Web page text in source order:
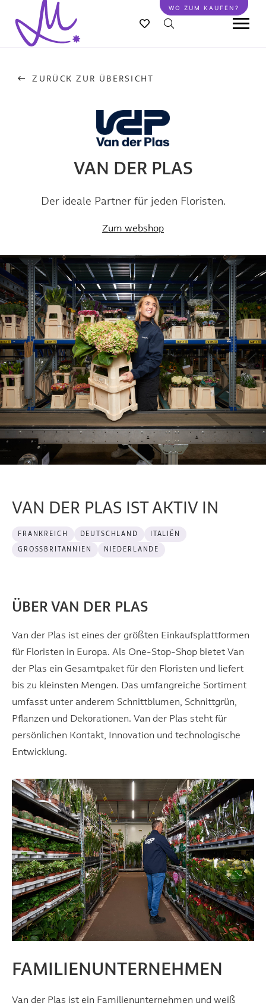
zum
Inhalt
WO ZUM KAUFEN?
ZURÜCK ZUR ÜBERSICHT
VAN DER PLAS
Der ideale Partner für jeden Floristen.
Zum webshop
VAN DER PLAS IST AKTIV IN
FRANKREICH DEUTSCHLAND ITALIËN
GROSSBRITANNIEN NIEDERLANDE
ÜBER VAN DER PLAS
Van der Plas ist eines der größten Einkaufsplattformen
für Floristen in Europa. Als One-Stop-Shop bietet Van
der Plas ein Gesamtpaket für den Floristen und liefert
bis zu kleinsten Mengen. Das umfangreiche Sortiment
umfasst unter anderem Schnittblumen, Schnittgrün,
Pflanzen und Dekorationen. Van der Plas steht für
persönlichen Kontakt, Innovation und technologische
Entwicklung.
FAMILIENUNTERNEHMEN
Van der Plas ist ein Familienunternehmen und weiß